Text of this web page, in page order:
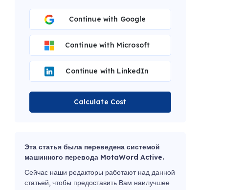
Continue with Google
Continue with Microsoft
Continue with LinkedIn
Calculate Cost
Эта статья была переведена системой
машинного перевода MotaWord Active.
Сейчас наши редакторы работают над данной
статьей, чтобы предоставить Вам наилучшее